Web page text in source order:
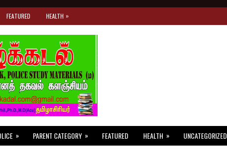
FEATURED HEALTH »
» PARENT CATEGORY » FEATURED HEALTH » UNCATEGORIZED